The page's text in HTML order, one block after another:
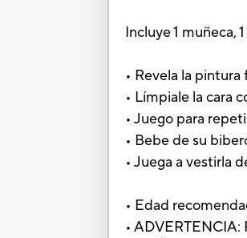
Incluye 1 muñeca,
• Revela la
• Límpiale la cara
• Juego para
• Bebe de su
• Juega a vestirla
• Edad
•